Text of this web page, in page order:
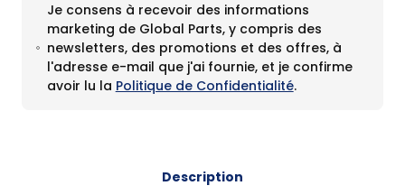
Je consens à recevoir des informations
marketing de Global Parts, y compris des
newsletters, des promotions et des offres, à
l'adresse e-mail que j'ai fournie, et je confirme
avoir lu la Politique de Confidentialité.
Description